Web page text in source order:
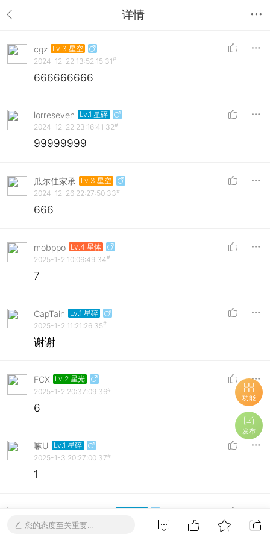
详情
cgz Lv.3 星空
2024-12-22 13:52:15 31#
666666666
lorreseven
Lv.1 星碎
2024-12-22 23:16:41 32#
99999999
瓜尔佳家承
Lv.3 星空
2024-12-26 22:27:50 33#
666
mobppo Lv.4 星体
2025-1-2 10:06:49 34#
7
CapTain
Lv.1 星碎
2025-1-2 11:21:26 35#
谢谢
FCX
Lv.2 星光
2025-1-2 20:37:09 36#
6
嘛U
Lv.1 星碎
2025-1-3 20:27:00 37#
1
2025-1-5 03:39:21
您的态度至关重要...
功能
发布